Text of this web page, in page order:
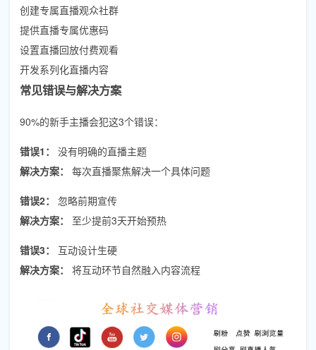
创建专属直播观众社群
提供直播专属优惠码
设置直播回放付费观看
开发系列化直播内容
常见错误与解决方案
90%的新手主播会犯这3个错误：
错误1：
没有明确的直播主题
解决方案：
每次直播聚焦解决一个具体问题
错误2：
忽略前期宣传
解决方案：
至少提前3天开始预热
错误3：
互动设计生硬
解决方案：
将互动环节自然融入内容流程